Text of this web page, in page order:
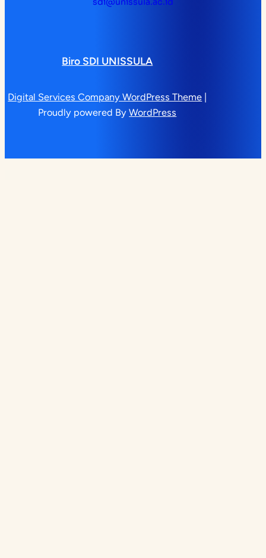
Biro SDI UNISSULA
Digital Services Company WordPress Theme
Proudly powered ByWordPress